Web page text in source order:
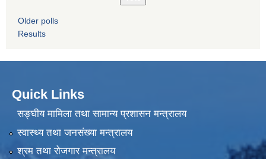
Older polls
Results
Quick Links
सङ्घीय मामिला तथा सामान्य प्रशासन मन्त्रालय
स्वास्थ्य तथा जनसंख्या मन्त्रालय
श्रम तथा रोजगार मन्त्रालय